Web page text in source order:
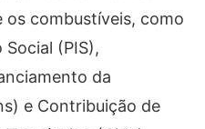
combustíveis, como
(PIS),
da
e Contribuição de